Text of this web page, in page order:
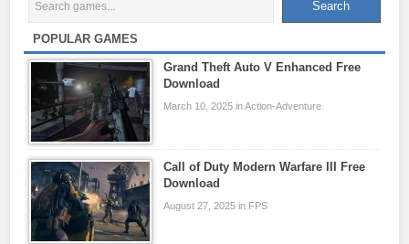
POPULAR GAMES
Grand Theft Auto V Enhanced Free
Download
March 10, 2025 in Action-Adventure
Call of Duty Modern Warfare III Free
Download
August 27, 2025 in FPS